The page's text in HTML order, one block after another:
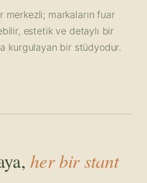
merkezli; markaların fuar
estetik ve detaylı bir
kurgulayan bir stüdyodur.
her bir stant